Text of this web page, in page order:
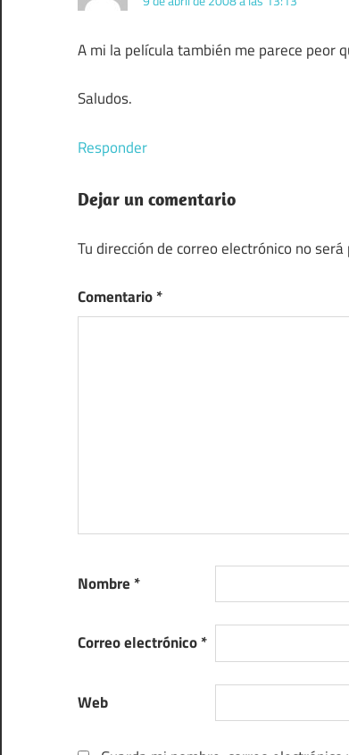
A mi la película también me parece peor
Saludos.
Responder
Dejar un comentario
Tu dirección de correo electrónico no será
Comentario*
Nombre *
Correo electrónico*
Web